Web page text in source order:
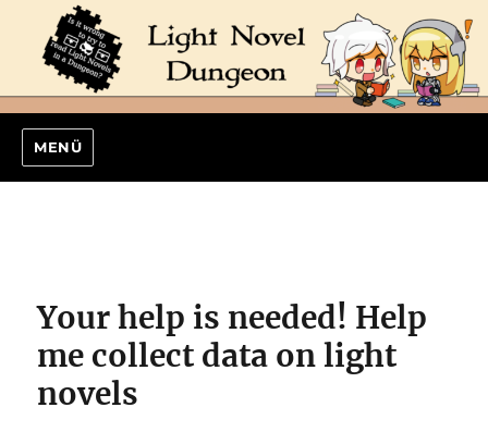
MENÜ
Your help is needed! Help
me collect data on light
novels